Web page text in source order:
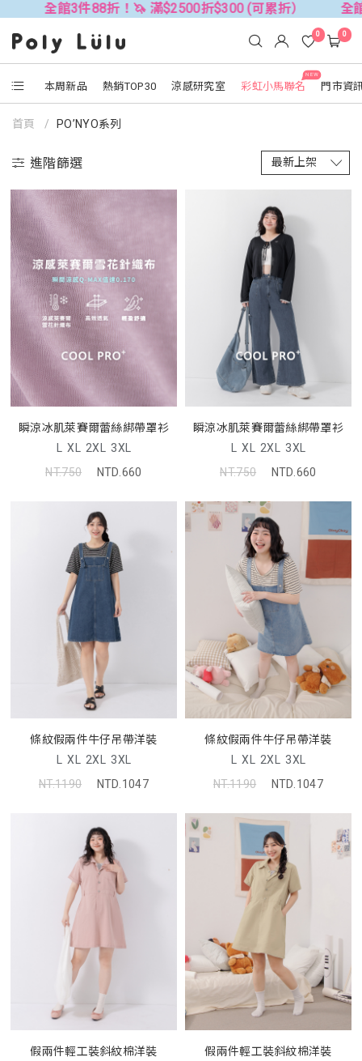
件88折！🦄 滿$2500折$300 (可累折） 全館3件88折！
本周新品 熱銷TOP30 涼感研究室
NEW
彩虹小馬聯名 門市資
0 0
首頁 PO’NYO系列
進階篩選
瞬涼冰肌萊賽爾蕾絲綁帶罩衫
L XL 2XL 3XL
NT.750
NTD.660
瞬涼冰肌萊賽爾蕾絲綁帶罩衫
L XL 2XL 3XL
NT.750
NTD.660
條紋假兩件牛仔吊帶洋裝
L XL 2XL 3XL
NT.1190
NTD.1047
條紋假兩件牛仔吊帶洋裝
L XL 2XL 3XL
NT.1190
NTD.1047
假兩件輕工裝斜紋棉洋裝
假兩件輕工裝斜紋棉洋裝